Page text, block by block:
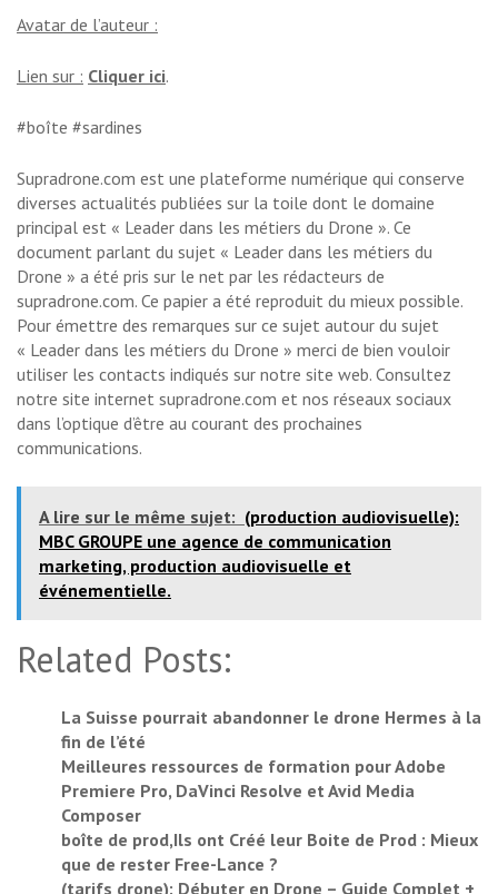
Avatar de l’auteur :
Lien sur : Cliquer ici.
#boîte #sardines
Supradrone.com est une plateforme numérique qui conserve
diverses actualités publiées sur la toile dont le domaine
principal est « Leader dans les métiers du Drone ». Ce
document parlant du sujet « Leader dans les métiers du
Drone » a été pris sur le net par les rédacteurs de
supradrone.com. Ce papier a été reproduit du mieux possible.
Pour émettre des remarques sur ce sujet autour du sujet
« Leader dans les métiers du Drone » merci de bien vouloir
utiliser les contacts indiqués sur notre site web. Consultez
notre site internet supradrone.com et nos réseaux sociaux
dans l’optique d’être au courant des prochaines
communications.
A lire sur le même sujet: (production audiovisuelle):
MBC GROUPE une agence de communication
marketing, production audiovisuelle et
événementielle.
Related Posts:
La Suisse pourrait abandonner le drone Hermes à la
fin de l’été
Meilleures ressources de formation pour Adobe
Premiere Pro, DaVinci Resolve et Avid Media
Composer
boîte de prod,Ils ont Créé leur Boite de Prod : Mieux
que de rester Free-Lance ?
(tarifs drone): Débuter en Drone – Guide Complet +